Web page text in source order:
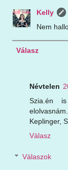
Kelly
Nem
Válasz
Névtelen
Szia.én
Keplinger,
Válasz
Válaszok